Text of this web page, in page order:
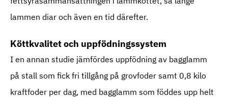
lammen diar och även en tid därefter.
Köttkvalitet och uppfödningssystem
I en annan studie jämfördes uppfödning av bagglamm
på stall som fick fri tillgång på grovfoder samt 0,8 kilo
kraftfoder per dag, med bagglamm som föddes upp helt